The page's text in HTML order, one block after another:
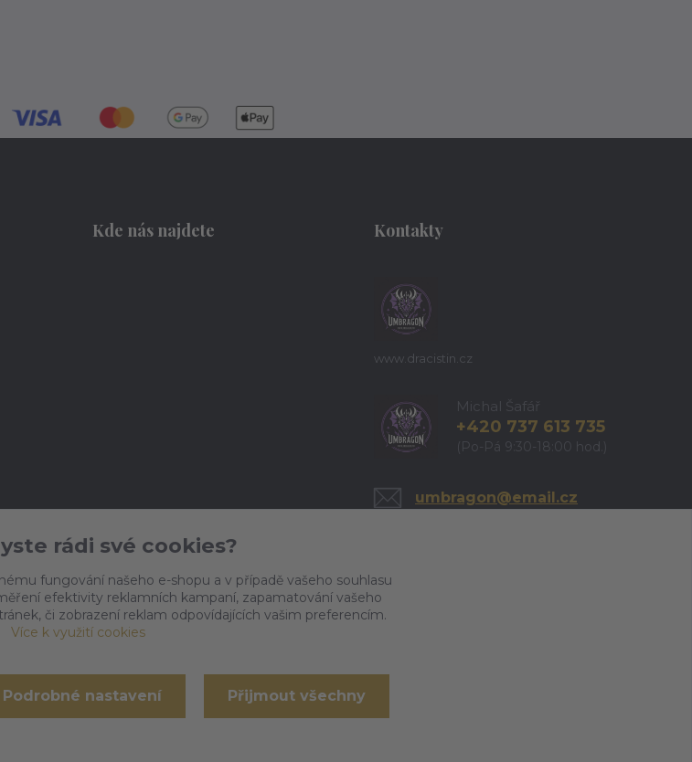
Kde nás najdete Kontakty
www.dracistin.cz
Michal Šafář
+420 737 613 735
(Po-Pá 9:30-18:00 hod.)
umbragon@email.cz
na Eshop-rychle.cz
rádi své cookies?
fungování našeho e-shopu a v případě vašeho souhlasu
efektivity reklamních kampaní, zapamatování vašeho
či zobrazení reklam odpovídajících vašim preferencím.
Více k využití cookies
Podrobné nastavení Přijmout všechny